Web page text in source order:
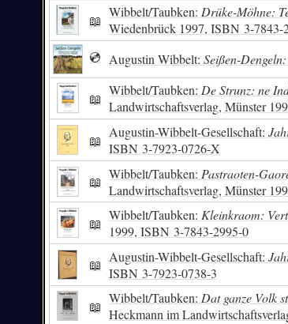
📖 Wibbelt/Taubken: Drüke-Möhne:
Wiedenbrück 1997,ISBN 3-7843-
💿 Augustin Wibbelt: Seißen-
📖 Wibbelt/Taubken: De Strunz: ne
Landwirtschaftsverlag, Münster
📖 Augustin-Wibbelt-Gesellschaft:
ISBN 3-7923-0726-X
📖 Wibbelt/Taubken: Pastraoten-
Landwirtschaftsverlag, Münster
📖 Wibbelt/Taubken: Kleinkraom:
1999,ISBN 3-7843-2995-0
📖 Augustin-Wibbelt-Gesellschaft:
ISBN 3-7923-0738-3
📖 Wibbelt/Taubken: Dat ganze Volk
Heckmann im